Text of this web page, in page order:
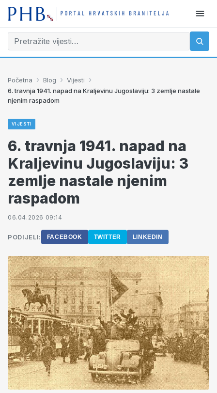
Početna › Blog › Vijesti ›
6. travnja 1941. napad na Kraljevinu Jugoslaviju: 3 zemlje nastale
njenim raspadom
VIJESTI
6. travnja 1941. napad na
Kraljevinu Jugoslaviju: 3
zemlje nastale njenim
raspadom
06.04.2026 09:14
PODIJELI: FACEBOOK TWITTER LINKEDIN